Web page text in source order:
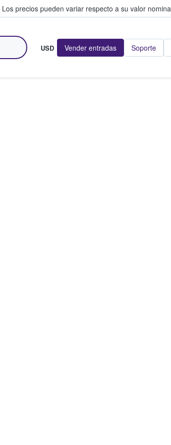
Los precios pueden variar respecto a su valor
USD Vender entradas Soporte